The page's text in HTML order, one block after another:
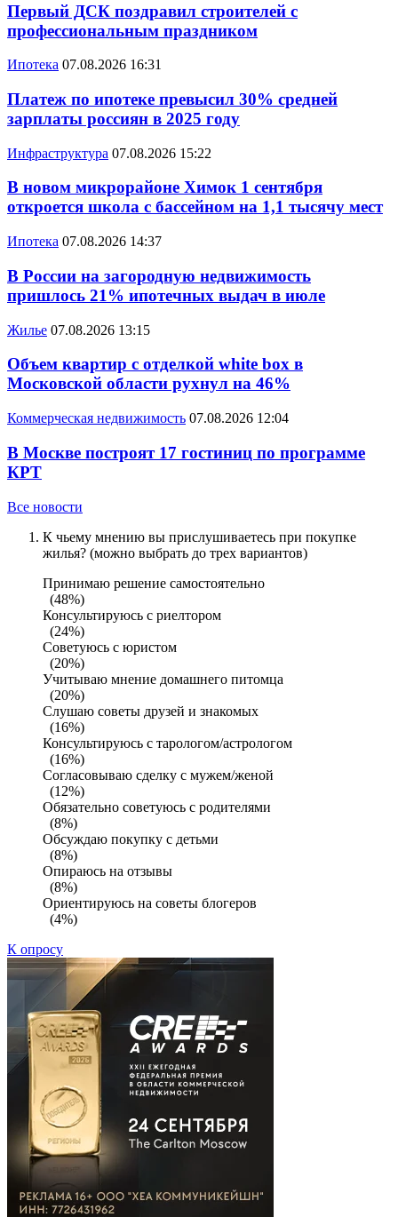
Первый ДСК поздравил строителей с
профессиональным праздником
Ипотека 07.08.2026 16:31
Платеж по ипотеке превысил 30% средней
зарплаты россиян в 2025 году
Инфраструктура 07.08.2026 15:22
В новом микрорайоне Химок 1 сентября
откроется школа с бассейном на 1,1 тысячу мест
Ипотека 07.08.2026 14:37
В России на загородную недвижимость
пришлось 21% ипотечных выдач в июле
Жилье 07.08.2026 13:15
Объем квартир с отделкой white box в
Московской области рухнул на 46%
Коммерческая недвижимость 07.08.2026 12:04
В Москве построят 17 гостиниц по программе
КРТ
Все новости
К чьему мнению вы прислушиваетесь при покупке
жилья? (можно выбрать до трех вариантов)
Принимаю решение самостоятельно
(48%)
Консультируюсь с риелтором
(24%)
Советуюсь с юристом
(20%)
Учитываю мнение домашнего питомца
(20%)
Слушаю советы друзей и знакомых
(16%)
Консультируюсь с тарологом/астрологом
(16%)
Согласовываю сделку с мужем/женой
(12%)
Обязательно советуюсь с родителями
(8%)
Обсуждаю покупку с детьми
(8%)
Опираюсь на отзывы
(8%)
Ориентируюсь на советы блогеров
(4%)
К опросу